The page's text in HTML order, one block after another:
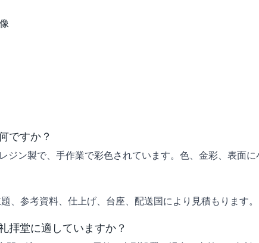
ですか？
ジン製で、手作業で彩色されています。色、金彩、表面に
、参考資料、仕上げ、台座、配送国により見積もります。
拝堂に適していますか？